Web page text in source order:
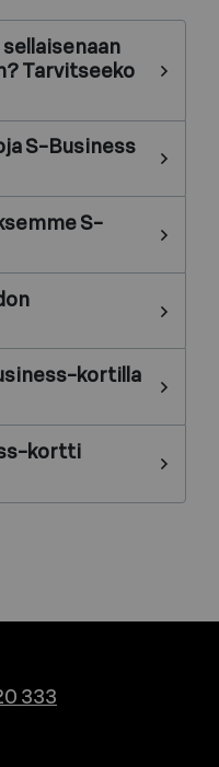
Tarvitseeko
S-Business
S-
kortilla
kortti
333